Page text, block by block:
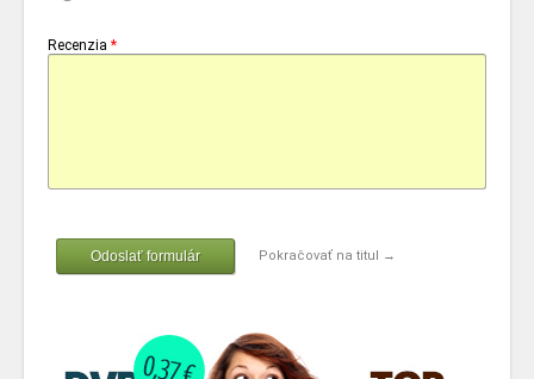
Recenzia *
Odoslať formulár Pokračovať na titul →